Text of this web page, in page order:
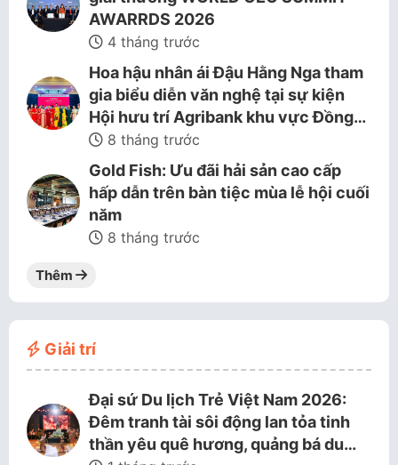
AWARRDS 2026
4 tháng trước
Hoa hậu nhân ái Đậu Hằng Nga tham
gia biểu diễn văn nghệ tại sự kiện
Hội hưu trí Agribank khu vực Đồng…
8 tháng trước
Gold Fish: Ưu đãi hải sản cao cấp
hấp dẫn trên bàn tiệc mùa lễ hội cuối
năm
8 tháng trước
Thêm
Giải trí
Đại sứ Du lịch Trẻ Việt Nam 2026:
Đêm tranh tài sôi động lan tỏa tinh
thần yêu quê hương, quảng bá du…